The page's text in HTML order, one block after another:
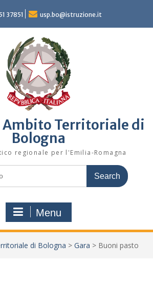
37851 usp.bo@istruzione.it
Ambito Territoriale di
Bologna
regionale per l'Emilia-Romagna
Menu
di Bologna > Gara > Buoni pasto